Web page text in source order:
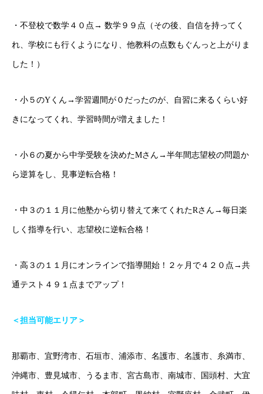
・不登校で数学４０点→ 数学９９点（その後、自信を持ってく
れ、学校にも行くようになり、他教科の点数もぐんっと上がりま
した！）
・小５のYくん→学習週間が０だったのが、自習に来るくらい好
きになってくれ、学習時間が増えました！
・小６の夏から中学受験を決めたMさん→半年間志望校の問題か
ら逆算をし、見事逆転合格！
・中３の１１月に他塾から切り替えて来てくれたRさん→毎日楽
しく指導を行い、志望校に逆転合格！
・高３の１１月にオンラインで指導開始！２ヶ月で４２０点→共
通テスト４９１点までアップ！
＜担当可能エリア＞
那覇市、宜野湾市、石垣市、浦添市、名護市、名護市、糸満市、
沖縄市、豊見城市、うるま市、宮古島市、南城市、国頭村、大宜